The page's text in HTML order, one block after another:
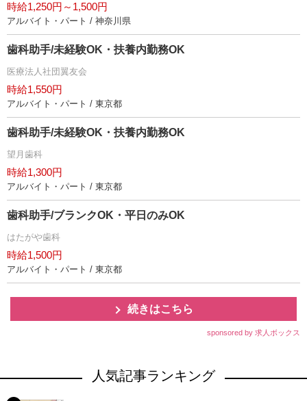
時給1,250円～1,500円
アルバイト・パート / 神奈川県
歯科助手/未経験OK・扶養内勤務OK
医療法人社団翼友会
時給1,550円
アルバイト・パート / 東京都
歯科助手/未経験OK・扶養内勤務OK
望月歯科
時給1,300円
アルバイト・パート / 東京都
歯科助手/ブランクOK・平日のみOK
はたがや歯科
時給1,500円
アルバイト・パート / 東京都
続きはこちら
sponsored by 求人ボックス
人気記事ランキング